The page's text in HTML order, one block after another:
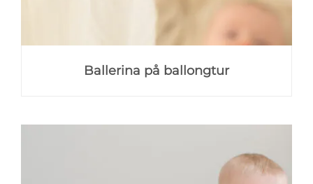
Ballerina på ballongtur